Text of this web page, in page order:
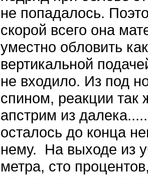
не попадалось.
скорой всего она
уместно обловить
вертикальной
не входило. Из под
спином, реакции так
апстрим из
осталось до конца
нему. На выходе из
метра, сто